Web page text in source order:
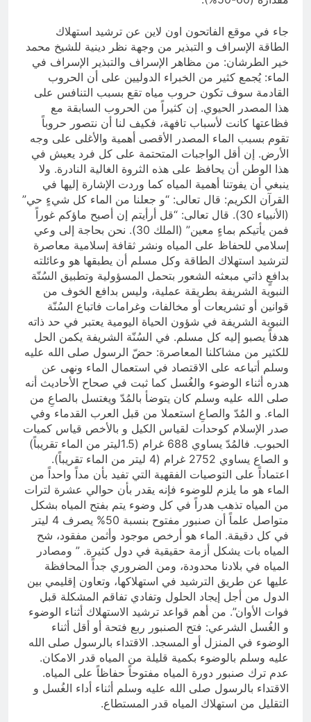
جاء في موقع الفاتحون اون لاين عن ترشيد استهلاك
الطاقة الإسراف و التبذير من وجهة نظر دينية للشيخ محمد
خير الطرشان: من مظاهر الإسراف والتبذير الإسراف في
الماء: يُجمع كثير من الخبراء الدوليين على أن الحروب
القادمة سوف تكون حروب مياه تقع بسبب التنافس على
هذا المصدر الحيوي. إن كثيراً من الحروب السابقة مع
فظاعتها كانت لأسباب تافهة، فكيف لنا أن نتصور حروباً
تقوم بسبب الماء المصدر الأقصى أهمية والأغلى على وجه
الأرض. إن أقل الواجبات المتحتمة على كل فرد يعيش في
هذا الوطن أن يحافظ على هذه الثروة الغالية النادرة. ولا
ينبغي أن يفوتنا أهمية المياه كما وردت الإشارة إليها في
القرآن الكريم: قال تعالى: “و جعلنا من الماء كل شيءٍ حي”
(الأنبياء 30). قال تعالى: “قل أرأيتم إن أصبح ماؤكم غوراً
فمن يأتيكم بماءٍ معين” (الملك 30). نحن بحاجة إلى وعي
إسلامي للحفاظ على المياه ونشر ثقافة إسلامية معاصرة
لترشيد استهلاك الطاقة وكل مسلم أن يطبقها هو وعائلته
بدافعٍ ذاتي مبعثه الشعور بتحمل المسؤولية وتطبيق السُنّة
النبوية الشريفة بطريقة عملية، وليس بدافع الخوف من
قوانين أو تشريعات أو مخالفات وغرامات فاتباع السُنّة
النبوية الشريفة في شؤون الحياة اليومية يعتبر في حد ذاته
هدفاً يصبو إليه كل مسلم. في السُنّة الشريفة يكمن الحل
للكثير من مشاكلنا المعاصرة: حضّ الرسول صلى الله عليه
وسلم أتباعه على الاقتصاد في استعمال الماء ونهى عن
هدره أثناء الوضوء والغُسل كما ثبت في صحاح الأحاديث أنه
صلى الله عليه وسلم كان يتوضأ بالمُدّ ويغتسل بالصاعِ من
الماء. و المُدّ والصاعِ استعملا من قبل العرب القدماء وفي
صدر الإسلام كوحدات لقياس الكيل و بالأخص قياس كميات
الحبوب. فالمُدّ يساوي 688 غرام (1.5ليتر من الماء تقريباً)
و الصاع يساوي 2752 غرام (4 ليتر من الماء تقريباً).
اعتماداً على التوصيات الفقهية التي تفيد بأن مداً واحداً من
الماء هو ما يلزم للوضوء فإنه يقدر بأن حوالي عشرة لترات
من المياه تذهب هدراً في كل وضوء يتم بفتح المياه بشكل
متواصل علماً أن صنبور مفتوح بنسبة 50% يصرف 4 ليتر
في كل دقيقة. الماء هو أرخص موجود وأثمن مفقود، شح
المياه بات يشكل أزمة حقيقية في دول كثيرة. ” ومصادر
المياه في بلادنا محدودة، ومن الضروري جداً المحافظة
عليها عن طريق الترشيد في استهلاكها، وتعاون إقليمي بين
الدول من أجل إيجاد الحلول وتفادي تفاقم المشكلة قبل
فوات الأوان”. من أهم قواعد ترشيد الاستهلاك أثناء الوضوء
و الغُسل الشرعي: فتح الصنبور ربع فتحة أو أقل أثناء
الوضوء في المنزل أو المسجد. الاقتداء بالرسول صلى الله
عليه وسلم بالوضوء بكمية قليلة من المياه قدر الامكان.
عدم ترك صنبور دورة المياه مفتوحاً حفاظاً على المياه.
الاقتداء بالرسول صلى الله عليه وسلم أثناء أداء الغُسل و
التقليل من استهلاك المياه قدر المستطاع.